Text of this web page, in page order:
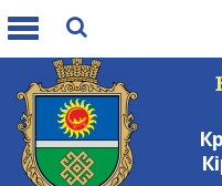
Toggle